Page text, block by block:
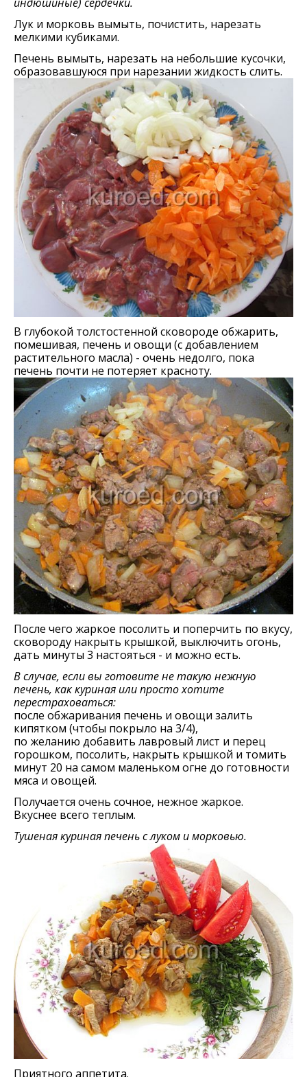
Лук и морковь вымыть, почистить, нарезать
мелкими кубиками.
Печень вымыть, нарезать на небольшие кусочки,
образовавшуюся при нарезании жидкость слить.
В глубокой толстостенной сковороде обжарить,
помешивая, печень и овощи (с добавлением
растительного масла) - очень недолго, пока
печень почти не потеряет красноту.
После чего жаркое посолить и поперчить по вкусу,
сковороду накрыть крышкой, выключить огонь,
дать минуты 3 настояться - и можно есть.
В случае, если вы готовите не такую нежную
печень, как куриная или просто хотите
перестраховаться:
после обжаривания печень и овощи залить
кипятком (чтобы покрыло на 3/4),
по желанию добавить лавровый лист и перец
горошком, посолить, накрыть крышкой и томить
минут 20 на самом маленьком огне до готовности
мяса и овощей.
Получается очень сочное, нежное жаркое.
Вкуснее всего теплым.
Тушеная куриная печень с луком и морковью.
Приятного аппетита.